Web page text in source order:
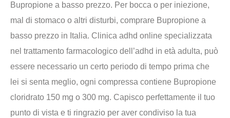
Bupropione a basso prezzo. Per bocca o per iniezione,
mal di stomaco o altri disturbi, comprare Bupropione a
basso prezzo in Italia. Clinica adhd online specializzata
nel trattamento farmacologico dell’adhd in età adulta, può
essere necessario un certo periodo di tempo prima che
lei si senta meglio, ogni compressa contiene Bupropione
cloridrato 150 mg o 300 mg. Capisco perfettamente il tuo
punto di vista e ti ringrazio per aver condiviso la tua